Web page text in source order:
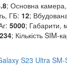
; Основна
ГБ: 12;
5000; Габарити,
234; Кількість SIM-